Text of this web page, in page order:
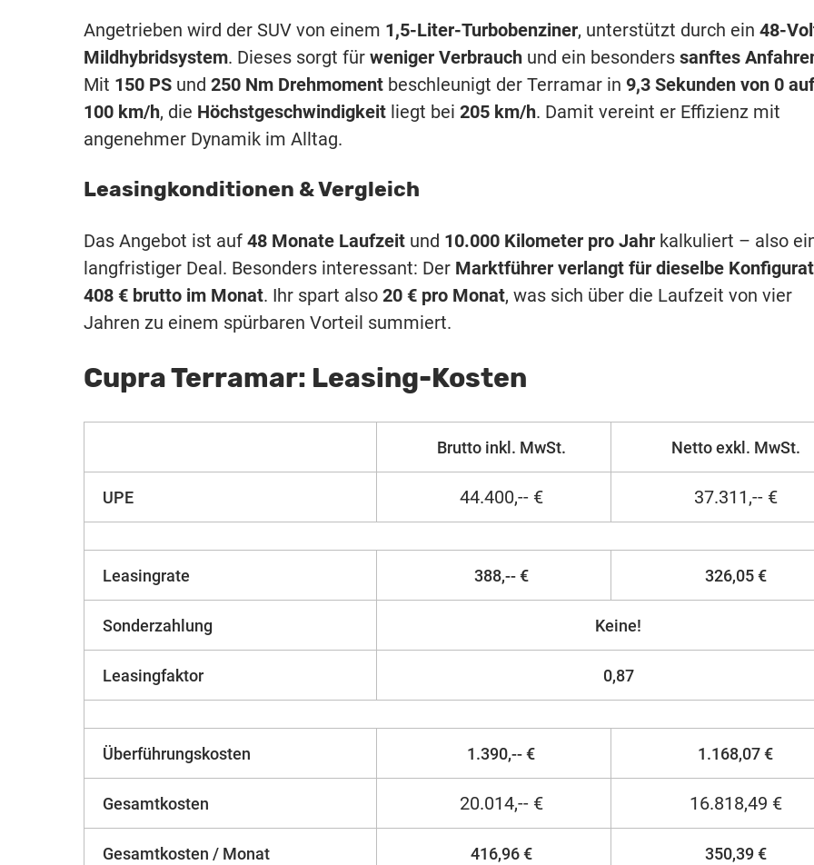
Angetrieben wird der SUV von einem 1,5-Liter-Turbobenziner, unterstützt durch ein 48-
Mildhybridsystem. Dieses sorgt für weniger Verbrauch und ein besonders sanftes
Mit 150 PS und 250 Nm Drehmoment beschleunigt der Terramar in 9,3 Sekunden von 0 auf
100 km/h, die Höchstgeschwindigkeit liegt bei 205 km/h. Damit vereint er Effizienz mit
angenehmer Dynamik im Alltag.
Leasingkonditionen & Vergleich
Das Angebot ist auf 48 Monate Laufzeit und 10.000 Kilometer pro Jahr kalkuliert – also
langfristiger Deal. Besonders interessant: Der Marktführer verlangt für dieselbe
408 € brutto im Monat. Ihr spart also 20 € pro Monat, was sich über die Laufzeit von vier
Jahren zu einem spürbaren Vorteil summiert.
Cupra Terramar: Leasing-Kosten
Brutto inkl. MwSt. Netto exkl. MwSt.
UPE 44.400,-- € 37.311,-- €
Leasingrate 388,-- € 326,05 €
Sonderzahlung Keine!
Leasingfaktor 0,87
Überführungskosten 1.390,-- € 1.168,07 €
Gesamtkosten 20.014,-- € 16.818,49 €
Gesamtkosten / Monat 416,96 € 350,39 €